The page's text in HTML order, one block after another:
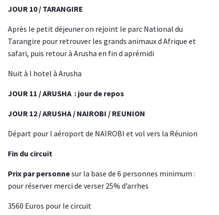
JOUR 10 / TARANGIRE
Après le petit déjeuner on rejoint le parc National du
Tarangire pour retrouver les grands animaux d Afrique et
safari, puis retour à Arusha en fin d aprémidi
Nuit à l hotel à Arusha
JOUR 11 / ARUSHA : jour de repos
JOUR 12 / ARUSHA / NAIROBI / REUNION
Départ pour l aéroport de NAIROBI et vol vers la Réunion
Fin du circuit
Prix par personnesur la base de 6 personnes minimum :
pour réserver merci de verser 25% d’arrhes
3560 Euros pour le circuit